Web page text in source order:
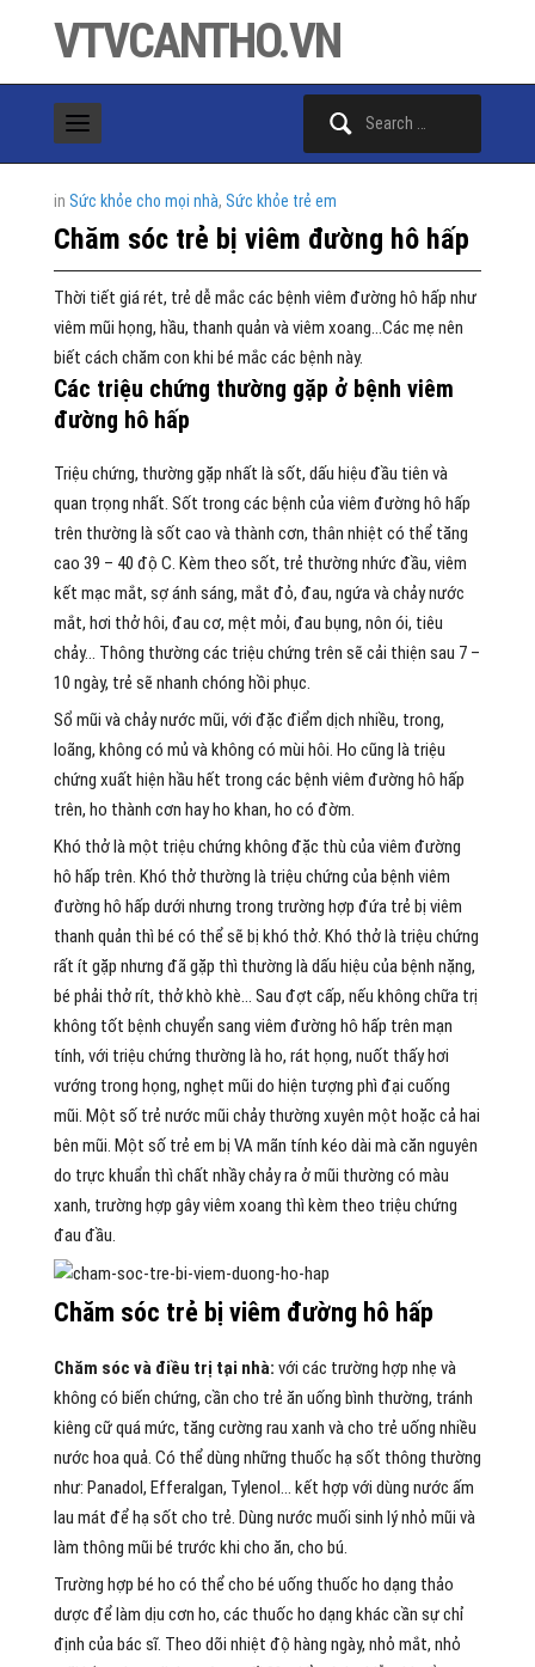
VTVCANTHO.VN
in Sức khỏe cho mọi nhà, Sức khỏe trẻ em
Chăm sóc trẻ bị viêm đường hô hấp
Thời tiết giá rét, trẻ dễ mắc các bệnh viêm đường hô hấp như
viêm mũi họng, hầu, thanh quản và viêm xoang…Các mẹ nên
biết cách chăm con khi bé mắc các bệnh này.
Các triệu chứng thường gặp ở bệnh viêm
đường hô hấp
Triệu chứng, thường gặp nhất là sốt, dấu hiệu đầu tiên và
quan trọng nhất. Sốt trong các bệnh của viêm đường hô hấp
trên thường là sốt cao và thành cơn, thân nhiệt có thể tăng
cao 39 – 40 độ C. Kèm theo sốt, trẻ thường nhức đầu, viêm
kết mạc mắt, sợ ánh sáng, mắt đỏ, đau, ngứa và chảy nước
mắt, hơi thở hôi, đau cơ, mệt mỏi, đau bụng, nôn ói, tiêu
chảy… Thông thường các triệu chứng trên sẽ cải thiện sau 7 –
10 ngày, trẻ sẽ nhanh chóng hồi phục.
Sổ mũi và chảy nước mũi, với đặc điểm dịch nhiều, trong,
loãng, không có mủ và không có mùi hôi. Ho cũng là triệu
chứng xuất hiện hầu hết trong các bệnh viêm đường hô hấp
trên, ho thành cơn hay ho khan, ho có đờm.
Khó thở là một triệu chứng không đặc thù của viêm đường
hô hấp trên. Khó thở thường là triệu chứng của bệnh viêm
đường hô hấp dưới nhưng trong trường hợp đứa trẻ bị viêm
thanh quản thì bé có thể sẽ bị khó thở. Khó thở là triệu chứng
rất ít gặp nhưng đã gặp thì thường là dấu hiệu của bệnh nặng,
bé phải thở rít, thở khò khè… Sau đợt cấp, nếu không chữa trị
không tốt bệnh chuyển sang viêm đường hô hấp trên mạn
tính, với triệu chứng thường là ho, rát họng, nuốt thấy hơi
vướng trong họng, nghẹt mũi do hiện tượng phì đại cuống
mũi. Một số trẻ nước mũi chảy thường xuyên một hoặc cả hai
bên mũi. Một số trẻ em bị VA mãn tính kéo dài mà căn nguyên
do trực khuẩn thì chất nhầy chảy ra ở mũi thường có màu
xanh, trường hợp gây viêm xoang thì kèm theo triệu chứng
đau đầu.
Chăm sóc trẻ bị viêm đường hô hấp
Chăm sóc và điều trị tại nhà: với các trường hợp nhẹ và
không có biến chứng, cần cho trẻ ăn uống bình thường, tránh
kiêng cữ quá mức, tăng cường rau xanh và cho trẻ uống nhiều
nước hoa quả. Có thể dùng những thuốc hạ sốt thông thường
như: Panadol, Efferalgan, Tylenol… kết hợp với dùng nước ấm
lau mát để hạ sốt cho trẻ. Dùng nước muối sinh lý nhỏ mũi và
làm thông mũi bé trước khi cho ăn, cho bú.
Trường hợp bé ho có thể cho bé uống thuốc ho dạng thảo
dược để làm dịu cơn ho, các thuốc ho dạng khác cần sự chỉ
định của bác sĩ. Theo dõi nhiệt độ hàng ngày, nhỏ mắt, nhỏ